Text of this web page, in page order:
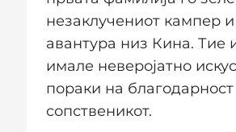
незаклучениот кампер
авантура низ Кина. Тие
имале неверојатно
пораки на благодарност
сопственикот.